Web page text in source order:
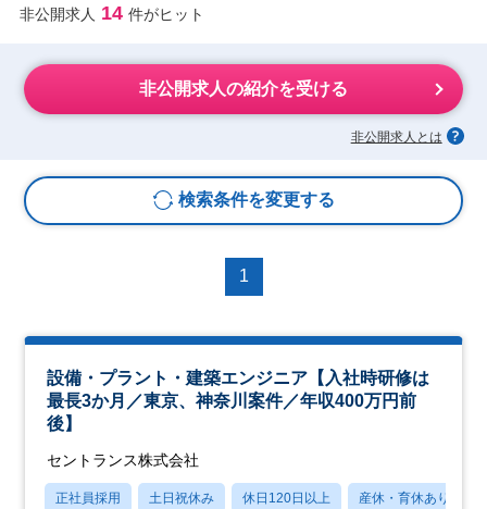
非公開求人 14 件がヒット
非公開求人の紹介を受ける
非公開求人とは
検索条件を変更する
1
設備・プラント・建築エンジニア【入社時研修は
最長3か月／東京、神奈川案件／年収400万円前
後】
セントランス株式会社
正社員採用 土日祝休み 休日120日以上 産休・育休あり